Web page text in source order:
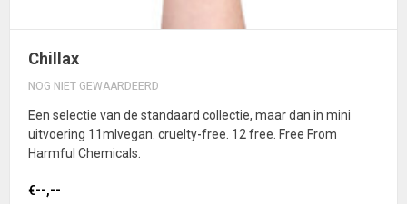
Chillax
NOG NIET GEWAARDEERD
Een selectie van de standaard collectie, maar dan in mini
uitvoering 11mlvegan. cruelty-free. 12 free. Free From
Harmful Chemicals.
€--,--